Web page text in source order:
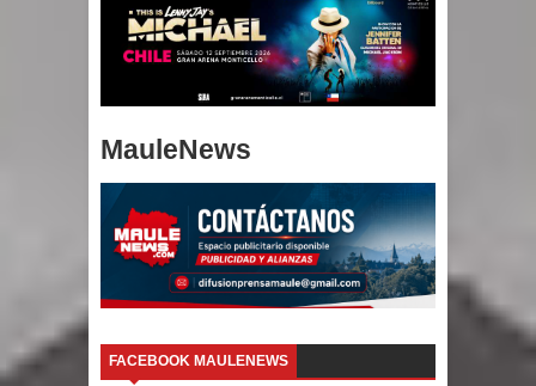
MauleNews
FACEBOOK MAULENEWS